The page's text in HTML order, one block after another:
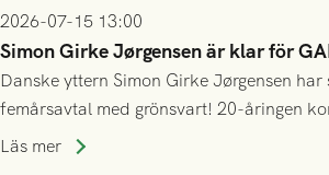
2026-07-15 13:00
Simon Girke Jørgensen är klar för
Danske yttern Simon Girke Jørgensen
femårsavtal med grönsvart! 20-åringen
spel i färöiska Skála IF.
Läs mer